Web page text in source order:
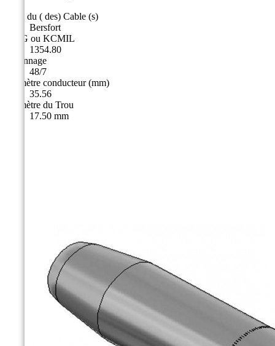
Nom du ( des) Cable (s)
Bersfort
AWG ou KCMIL
1354.80
Toronnage
48/7
Diamètre conducteur (mm)
35.56
Diamètre du Trou
17.50 mm